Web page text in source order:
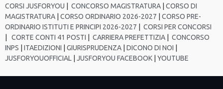
CORSI JUSFORYOU CONCORSO MAGISTRATURA
CORSO DI
MAGISTRATURA
CORSO ORDINARIO 2026-2027
CORSO PRE-
ORDINARIO ISTITUTI E PRINCIPI 2026-2027
CORSI PER CONCORSI
CORTE CONTI 41 POSTI CARRIERA PREFETTIZIA
CONCORSO
INPS
ITAEDIZIONI GIURISPRUDENZA DICONO DI NOI
JUSFORYOUOFFICIAL
JUSFORYOU FACEBOOK YOUTUBE